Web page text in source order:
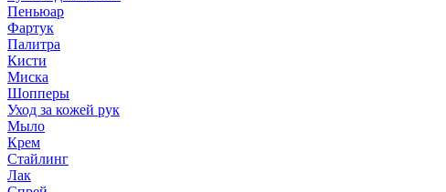
Пеньюар
Фартук
Палитра
Кисти
Миска
Шопперы
Уход за кожей рук
Мыло
Крем
Стайлинг
Лак